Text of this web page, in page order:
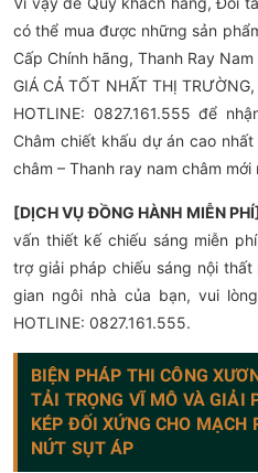
có thể mua được những sản
Cấp Chính hãng, Thanh Ray
GIÁ CẢ TỐT NHẤT THỊ
HOTLINE: 0827.161.555 để
Châm chiết khấu dự án cao
châm – Thanh ray nam châm
[DỊCH VỤ ĐỒNG HÀNH MIỄN
vấn thiết kế chiếu sáng miễn
trợ giải pháp chiếu sáng nội
gian ngôi nhà của bạn, vui
HOTLINE: 0827.161.555.
BIỆN PHÁP THI CÔNG
TẢI TRỌNG VĨ MÔ VÀ GIẢI
KÉP ĐỐI XỨNG CHO MẠCH
NỨT SỤT ÁP